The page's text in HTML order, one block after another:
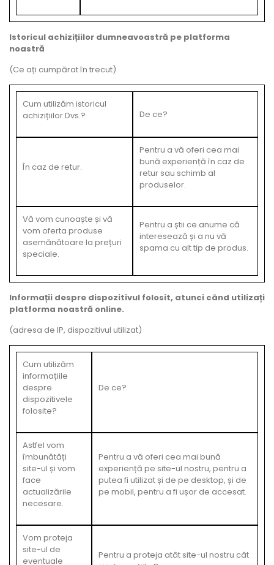
Istoricul achizițiilor dumneavoastră pe platforma
noastră
(Ce ați cumpărat în trecut)
Cum utilizăm istoricul
achizițiilor Dvs.?
De ce?
În caz de retur.
Pentru a vă oferi cea mai
bună experiență în caz de
retur sau schimb al
produselor.
Vă vom cunoaște și vă
vom oferta produse
asemănătoare la prețuri
speciale.
Pentru a știi ce anume că
interesează și a nu vă
spama cu alt tip de produs.
Informații despre dispozitivul folosit, atunci când utilizați
platforma noastră online.
(adresa de IP, dispozitivul utilizat)
Cum utilizăm
informațiile
despre
dispozitivele
folosite?
De ce?
Astfel vom
îmbunătăți
site-ul și vom
face
actualizările
necesare.
Pentru a vă oferi cea mai bună
experiență pe site-ul nostru, pentru a
putea fi utilizat și de pe desktop, și de
pe mobil, pentru a fi ușor de accesat.
Vom proteja
site-ul de
eventuale
Pentru a proteja atât site-ul nostru cât